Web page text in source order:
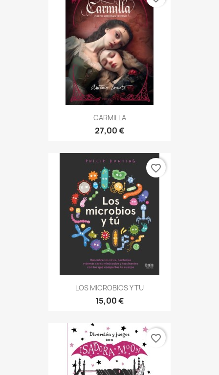
CARMILLA
27,00 €
LOS MICROBIOS Y TU
15,00 €
favorite_border
favorite_border